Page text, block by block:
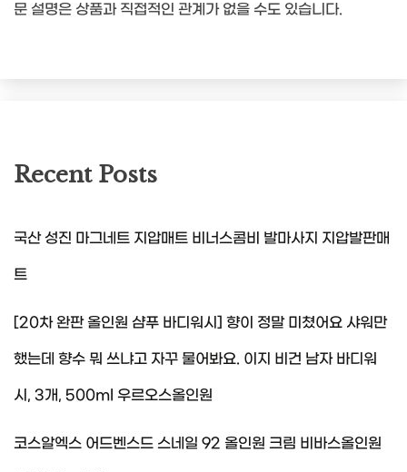
문 설명은 상품과 직접적인 관계가 없을 수도 있습니다.
Recent Posts
국산 성진 마그네트 지압매트 비너스콤비 발마사지 지압발판매
트
[20차 완판 올인원 샴푸 바디워시] 향이 정말 미쳤어요 샤워만
했는데 향수 뭐 쓰냐고 자꾸 물어봐요. 이지 비건 남자 바디워
시, 3개, 500ml 우르오스올인원
코스알엑스 어드벤스드 스네일 92 올인원 크림 비바스올인원